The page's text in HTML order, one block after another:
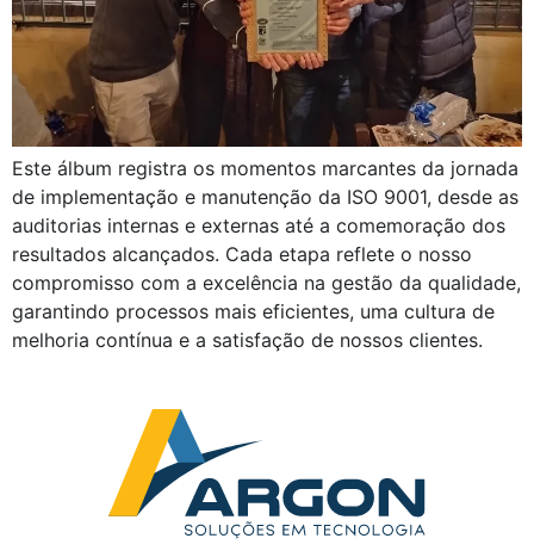
Este álbum registra os momentos marcantes da jornada
de implementação e manutenção da ISO 9001, desde as
auditorias internas e externas até a comemoração dos
resultados alcançados. Cada etapa reflete o nosso
compromisso com a excelência na gestão da qualidade,
garantindo processos mais eficientes, uma cultura de
melhoria contínua e a satisfação de nossos clientes.